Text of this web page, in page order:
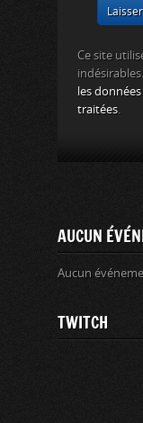
Ce site
indésirables.
les
traitées
AUCUN
Aucun
TWITCH